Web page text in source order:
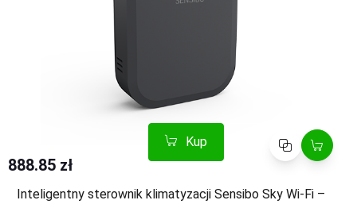
Kup Porównaj
888.85 zł
Inteligentny sterownik klimatyzacji Sensibo Sky Wi-Fi –